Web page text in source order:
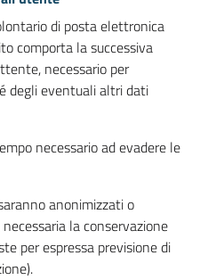
di posta elettronica
comporta la successiva
necessario per
degli eventuali altri dati
necessario ad evadere le
anonimizzati o
la conservazione
per espressa previsione di